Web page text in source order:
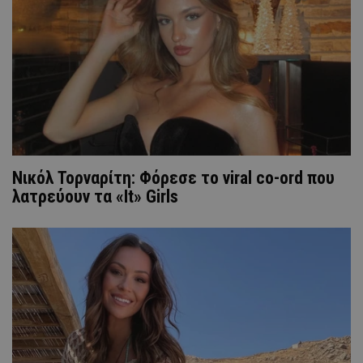
Νικόλ Τορναρίτη: Φόρεσε το viral co-ord που
λατρεύουν τα «It» Girls